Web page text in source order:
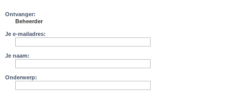
Ontvanger:
Beheerder
Je e-mailadres:
Je naam:
Onderwerp: